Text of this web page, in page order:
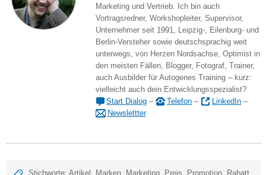
Marketing und Vertrieb. Ich bin auch
Vortragsredner, Workshopleiter, Supervisor,
Unternehmer seit 1991, Leipzig-, Eilenburg- und
Berlin-Versteher sowie deutschsprachig weit
unterwegs, von Herzen Nordsachse, Optimist in
den meisten Fällen, Blogger, Fotograf, Trainer,
auch Ausbilder für Autogenes Training – kurz:
vielleicht auch dein Entwicklungsspezialist?
Start Dialog – Telefon – LinkedIn –
Newslettter
Stichworte:Artikel Marken Marketing Preis Promotion Rabatt